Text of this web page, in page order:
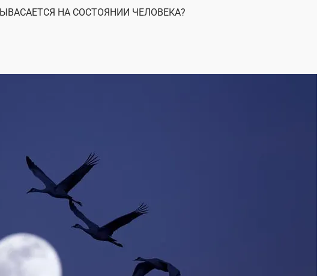
НА СОСТОЯНИИ ЧЕЛОВЕКА?